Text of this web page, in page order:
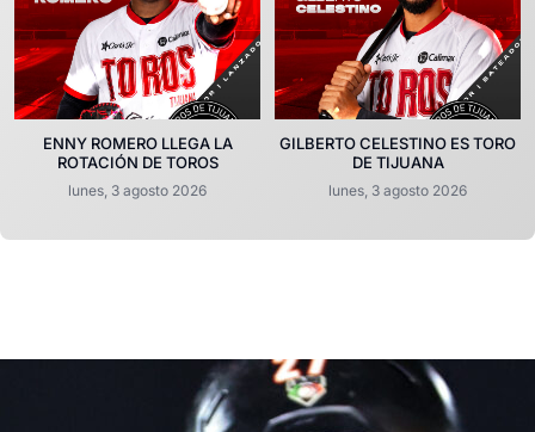
ENNY ROMERO LLEGA LA
ROTACIÓN DE TOROS
lunes, 3 agosto 2026
GILBERTO CELESTINO ES TORO
DE TIJUANA
lunes, 3 agosto 2026